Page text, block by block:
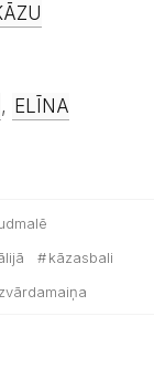
, ELĪNA
kāzasbali